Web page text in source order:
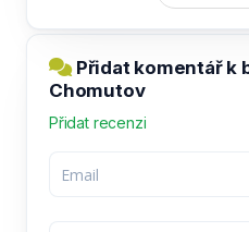
Přidat komentář k
Chomutov
Přidat recenzi